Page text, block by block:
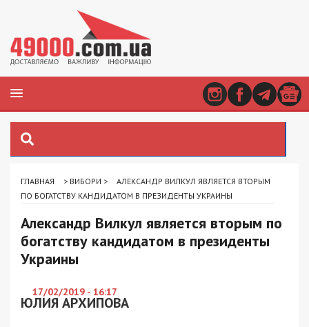
ГЛАВНАЯ > ВИБОРИ >
АЛЕКСАНДР ВИЛКУЛ ЯВЛЯЕТСЯ ВТОРЫМ
ПО БОГАТСТВУ КАНДИДАТОМ В ПРЕЗИДЕНТЫ УКРАИНЫ
Александр Вилкул является вторым по
богатству кандидатом в президенты
Украины
17/02/2019 - 16:17
ЮЛИЯ АРХИПОВА